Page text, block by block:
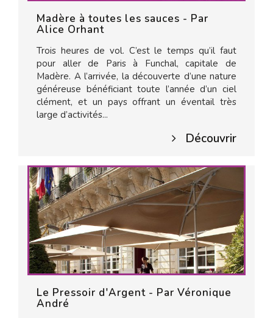
Madère à toutes les sauces - Par
Alice Orhant
Trois heures de vol. C’est le temps qu’il faut
pour aller de Paris à Funchal, capitale de
Madère. A l’arrivée, la découverte d’une nature
généreuse bénéficiant toute l’année d’un ciel
clément, et un pays offrant un éventail très
large d’activités...
Découvrir
Le Pressoir d'Argent - Par Véronique
André